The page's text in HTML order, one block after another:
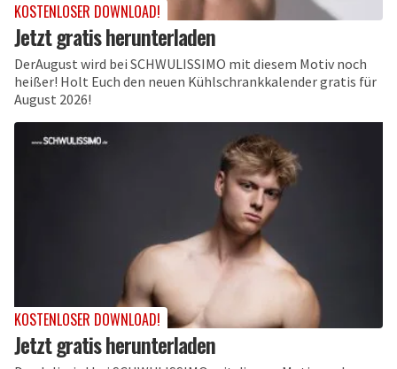
KOSTENLOSER DOWNLOAD!
Jetzt gratis herunterladen
DerAugust wird bei SCHWULISSIMO mit diesem Motiv noch
heißer! Holt Euch den neuen Kühlschrankkalender gratis für
August 2026!
KOSTENLOSER DOWNLOAD!
Jetzt gratis herunterladen